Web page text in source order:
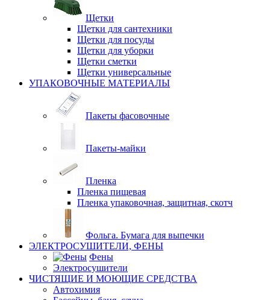
Щетки
Щетки для сантехники
Щетки для посуды
Щетки для уборки
Щетки сметки
Щетки универсальные
УПАКОВОЧНЫЕ МАТЕРИАЛЫ
Пакеты фасовочные
Пакеты-майки
Пленка
Пленка пищевая
Пленка упаковочная, защитная, скотч
Фольга. Бумага для выпечки
ЭЛЕКТРОСУШИТЕЛИ, ФЕНЫ
Фены
Электросушители
ЧИСТЯЩИЕ И МОЮЩИЕ СРЕДСТВА
Автохимия